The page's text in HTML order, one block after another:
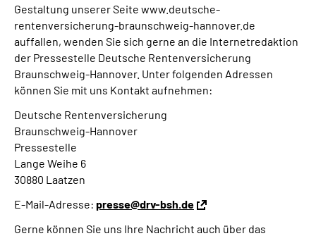
Gestaltung unserer Seite www.deutsche-
rentenversicherung-braunschweig-hannover.de
auffallen, wenden Sie sich gerne an die Internetredaktion
der Pressestelle Deutsche Rentenversicherung
Braunschweig-Hannover. Unter folgenden Adressen
können Sie mit uns Kontakt aufnehmen:
Deutsche Rentenversicherung
Braunschweig-Hannover
Pressestelle
Lange Weihe 6
30880 Laatzen
E-Mail-Adresse: presse@drv-bsh.de
Gerne können Sie uns Ihre Nachricht auch über das